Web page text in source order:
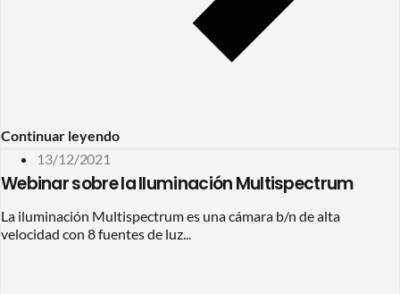
Continuar leyendo
13/12/2021
Webinar sobre la Iluminación Multispectrum
La iluminación Multispectrum es una cámara b/n de alta
velocidad con 8 fuentes de luz...